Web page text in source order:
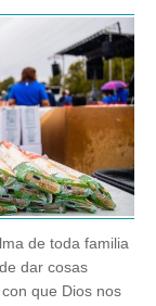
de toda familia
dar cosas
que Dios nos